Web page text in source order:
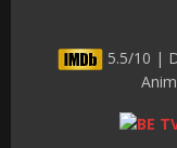
5.5/10 |